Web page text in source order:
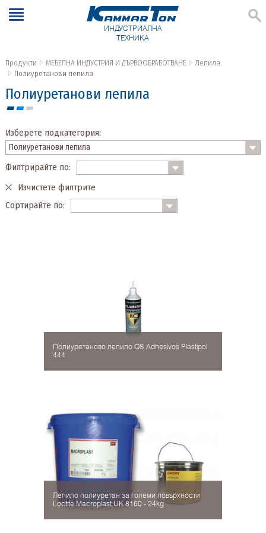
ИНДУСТРИАЛНА
ТЕХНИКА
Продукти МЕБЕЛНА ИНДУСТРИЯ И ДЪРВООБРАБОТВАНЕ
Лепила
Полиуретанови лепила
Полиуретанови лепила
Изберете подкатегория:
Филтрирайте по:
Изчистете филтрите
Сортирайте по:
Полиуретаново лепило QS Adhesivos Plastipol
444
Лепило полиуретан за големи повърхности
Loctite Мacroplast UK 8160 - 24kg